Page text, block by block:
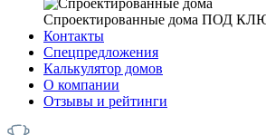
Спроектированные дома ПОД
Контакты
Спецпредложения
Калькулятор домов
О компании
Отзывы и рейтинги